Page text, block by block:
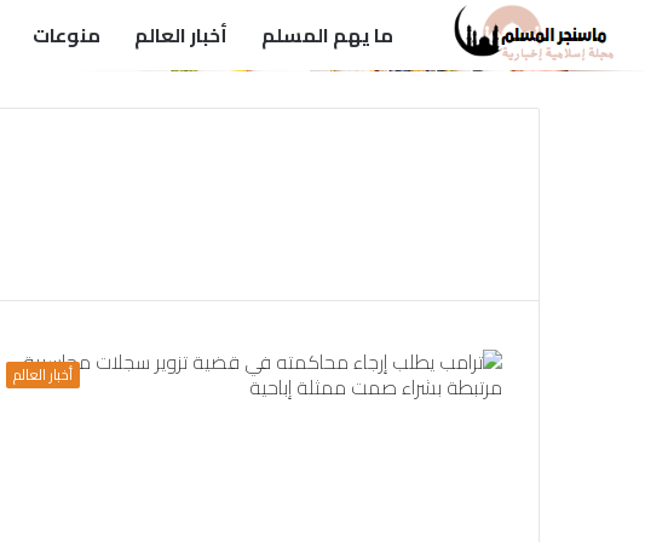
ما يهم المسلم أخبار العالم منوعات
أخبار العالم